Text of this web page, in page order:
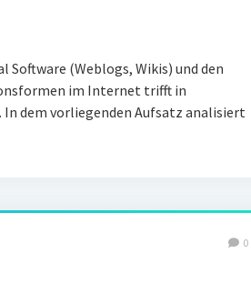
Software (Weblogs, Wikis) und den
im Internet trifft in
dem vorliegenden Aufsatz analisiert
0